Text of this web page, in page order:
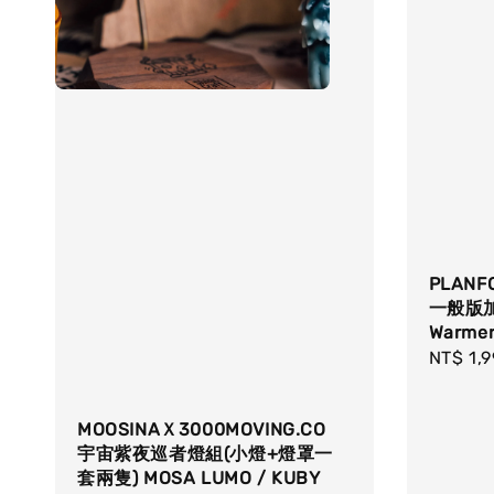
MOOSINAＸ3000MOVING.CO
宇宙紫夜巡者燈組(小燈+燈罩一
套兩隻) MOSA LUMO / KUBY
一般版
NT$